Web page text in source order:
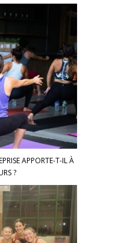
APPORTE-T-IL À
?